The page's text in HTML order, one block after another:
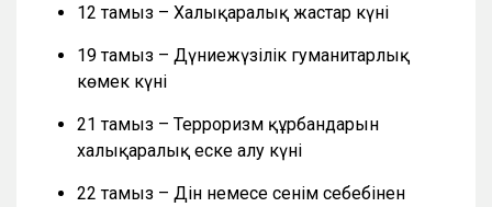
12 тамыз – Халықаралық жастар күні
19 тамыз – Дүниежүзілік гуманитарлық
көмек күні
21 тамыз – Терроризм құрбандарын
халықаралық еске алу күні
22 тамыз – Дін немесе сенім себебінен